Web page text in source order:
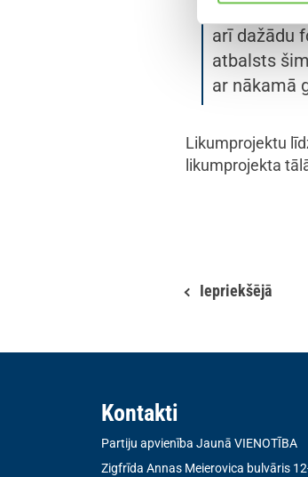
iepirkumu
arī dažādu
atbalsts
ar nākamā
Likumprojektu
likumprojekta
Iepriekšējā
Kontakti
Partiju apvienība Jaunā VIENOTĪBA
Zigfrīda Annas Meierovica bulvāris